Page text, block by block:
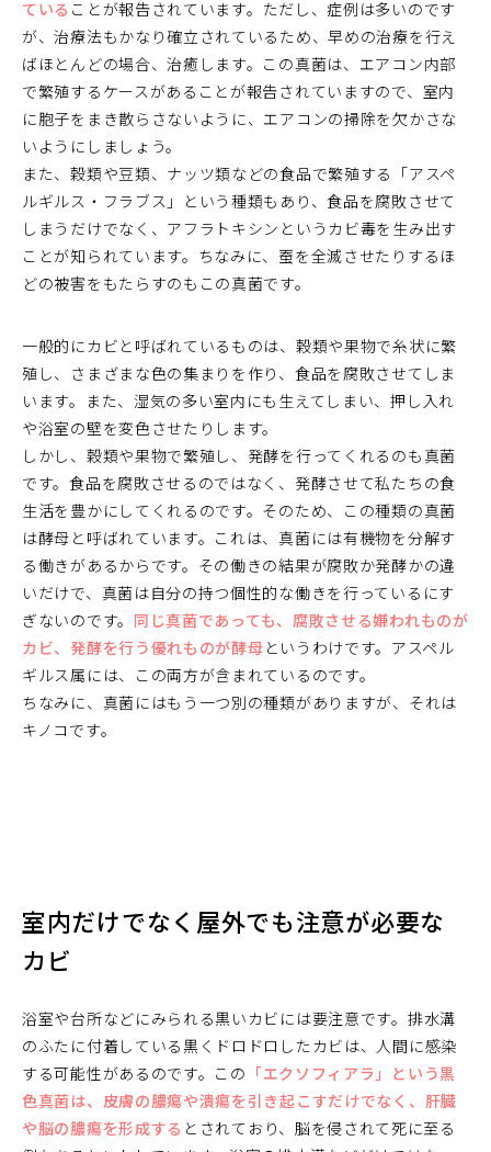
ている ことが報告されています。ただし、症例は多いのです
が、治療法もかなり確立されているため、早めの治療を行え
ばほとんどの場合、治癒します。この真菌は、エアコン内部
で繁殖するケースがあることが報告されていますので、室内
に胞子をまき散らさないように、エアコンの掃除を欠かさな
いようにしましょう。
また、穀類や豆類、ナッツ類などの食品で繁殖する「アスペ
ルギルス・フラブス」という種類もあり、食品を腐敗させて
しまうだけでなく、アフラトキシンというカビ毒を生み出す
ことが知られています。ちなみに、蚕を全滅させたりするほ
どの被害をもたらすのもこの真菌です。
一般的にカビと呼ばれているものは、穀類や果物で糸状に繁
殖し、さまざまな色の集まりを作り、食品を腐敗させてしま
います。また、湿気の多い室内にも生えてしまい、押し入れ
や浴室の壁を変色させたりします。
しかし、穀類や果物で繁殖し、発酵を行ってくれるのも真菌
です。食品を腐敗させるのではなく、発酵させて私たちの食
生活を豊かにしてくれるのです。そのため、この種類の真菌
は酵母と呼ばれています。これは、真菌には有機物を分解す
る働きがあるからです。その働きの結果が腐敗か発酵かの違
いだけで、真菌は自分の持つ個性的な働きを行っているにす
ぎないのです。 同じ真菌であっても、腐敗させる嫌われものが
カビ、発酵を行う優れものが酵母 というわけです。アスペル
ギルス属には、この両方が含まれているのです。
ちなみに、真菌にはもう一つ別の種類がありますが、それは
キノコです。
室内だけでなく屋外でも注意が必要な
カビ
浴室や台所などにみられる黒いカビには要注意です。排水溝
のふたに付着している黒くドロドロしたカビは、人間に感染
する可能性があるのです。この 「エクソフィアラ」という黒
色真菌は、皮膚の膿瘍や潰瘍を引き起こすだけでなく、肝臓
や脳の膿瘍を形成する とされており、脳を侵されて死に至る